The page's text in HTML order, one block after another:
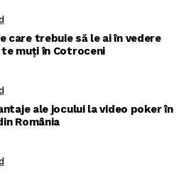
care trebuie să le ai în vedere
te muți în Cotroceni
ale jocului la video poker în
România